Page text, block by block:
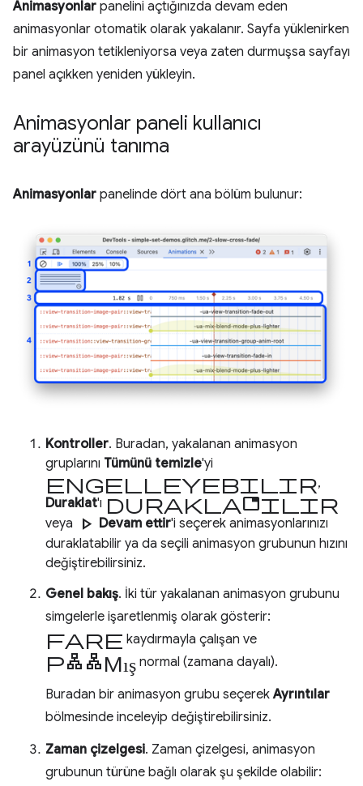
Animasyonlar panelini açtığınızda devam eden
animasyonlar otomatik olarak yakalanır. Sayfa yüklenirken
bir animasyon tetikleniyorsa veya zaten durmuşsa sayfayı
panel açıkken yeniden yükleyin.
Animasyonlar paneli kullanıcı
arayüzünü tanıma
Animasyonlar panelinde dört ana bölüm bulunur:
Kontroller. Buradan, yakalanan animasyon
gruplarını Tümünü temizle'yi
engelleyebilir,
Duraklat'ı duraklatabilir
veya play_arrow Devam ettir'i seçerek animasyonlarınızı
duraklatabilir ya da seçili animasyon grubunun hızını
değiştirebilirsiniz.
Genel bakış. İki tür yakalanan animasyon grubunu
simgelerle işaretlenmiş olarak gösterir:
fare kaydırmayla çalışan ve
planlanmış normal (zamana dayalı).
Buradan bir animasyon grubu seçerekAyrıntılar
bölmesinde inceleyip değiştirebilirsiniz.
Zaman çizelgesi. Zaman çizelgesi, animasyon
grubunun türüne bağlı olarak şu şekilde olabilir: